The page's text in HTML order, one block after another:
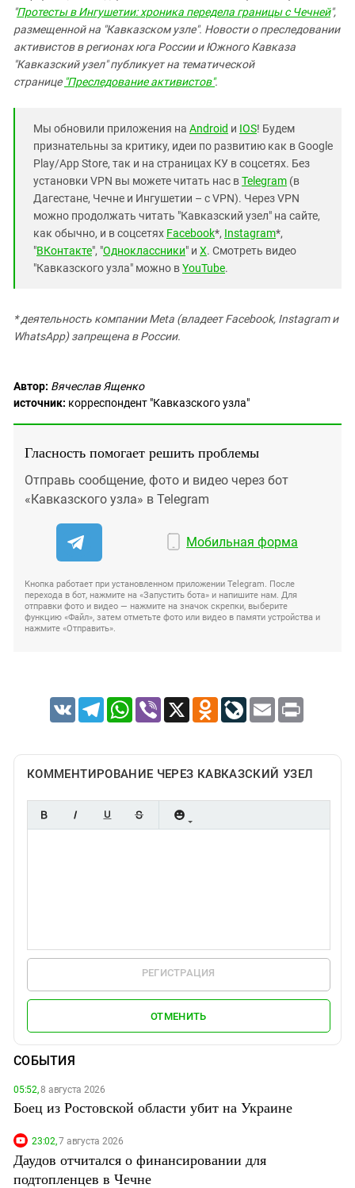
"Протесты в Ингушетии: хроника передела границы с Чечней",
размещенной на "Кавказском узле". Новости о преследовании
активистов в регионах юга России и Южного Кавказа
"Кавказский узел" публикует на тематической
странице "Преследование активистов".
Мы обновили приложения на Android и IOS! Будем
признательны за критику, идеи по развитию как в Google
Play/App Store, так и на страницах КУ в соцсетях. Без
установки VPN вы можете читать нас вTelegram (в
Дагестане, Чечне и Ингушетии – с VPN). Через VPN
можно продолжать читать "Кавказский узел" на сайте,
как обычно, и в соцсетях Facebook*, Instagram*,
"ВКонтакте", "Одноклассники" и X. Смотреть видео
"Кавказского узла" можно вYouTube.
* деятельность компании Meta (владеет Facebook, Instagram и
WhatsApp) запрещена в России.
Автор: Вячеслав Ященко
источник: корреспондент "Кавказского узла"
Гласность помогает решить проблемы
Отправь сообщение, фото и видео через бот
«Кавказского узла» в Telegram
Мобильная форма
Кнопка работает при установленном приложении Telegram. После
перехода в бот, нажмите на «Запустить бота» и напишите нам. Для
отправки фото и видео — нажмите на значок скрепки, выберите
функцию «Файл», затем отметьте фото или видео в памяти устройства и
нажмите «Отправить».
VK TelegramWhatsApp
Viber X Odnoklassniki
LiveJournal
Email Print
КОММЕНТИРОВАНИЕ ЧЕРЕЗ КАВКАЗСКИЙ УЗЕЛ
РЕГИСТРАЦИЯ
ОТМЕНИТЬ
СОБЫТИЯ
05:52,8 августа 2026
Боец из Ростовской области убит на Украине
23:02,7 августа 2026
Даудов отчитался о финансировании для
подтопленцев в Чечне